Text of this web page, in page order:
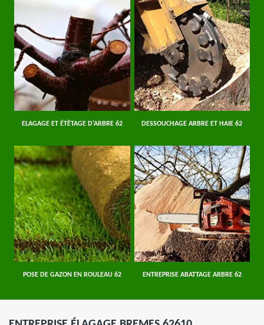
ELAGAGE ET ÉTÊTAGE D'ARBRE 62 DESSOUCHAGE ARBRE ET HAIE 62
POSE DE GAZON EN ROULEAU 62 ENTREPRISE ABATTAGE ARBRE 62